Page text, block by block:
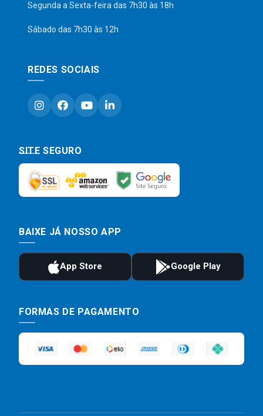
Segunda a Sexta-feira das 7h30 às 18h
Sábado das 7h30 às 12h
REDES SOCIAIS
SITE SEGURO
BAIXE JÁ NOSSO APP
FORMAS DE PAGAMENTO